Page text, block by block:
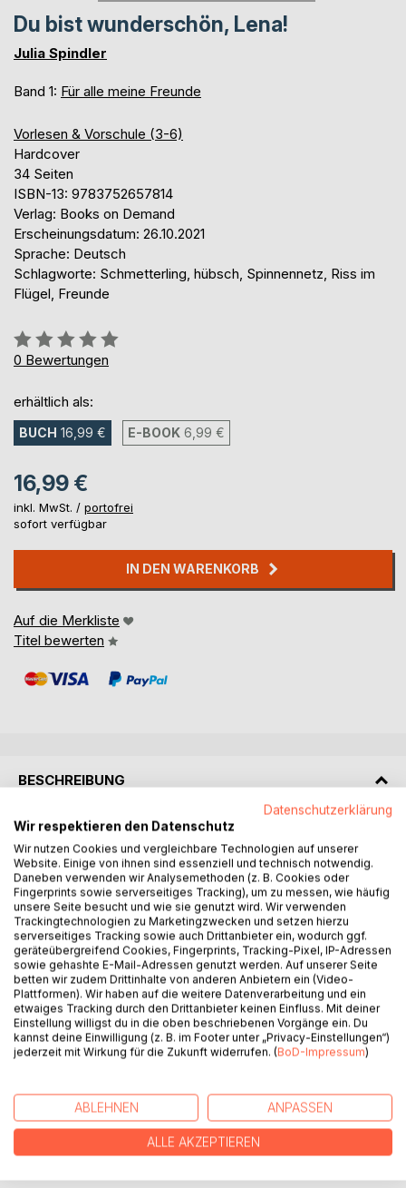
Du bist wunderschön, Lena!
Julia Spindler
Band 1: Für alle meine Freunde
Vorlesen & Vorschule (3-6)
Hardcover
34 Seiten
ISBN-13: 9783752657814
Verlag: Books on Demand
Erscheinungsdatum: 26.10.2021
Sprache: Deutsch
Schlagworte: Schmetterling, hübsch, Spinnennetz, Riss im
Flügel, Freunde
Bewertung::
0%
0 Bewertungen
erhältlich als:
BUCH 16,99 € E-BOOK 6,99 €
16,99 €
inkl. MwSt. / portofrei
sofort verfügbar
IN DEN WARENKORB
Auf die Merkliste
Titel bewerten
BESCHREIBUNG
Lena ist ein kleiner Schmetterling mit schönen rosa Flügeln.
Doch einer ihrer Flügel hat einen Riss und deshalb denkt
Lena, dass sie kein hübscher Schmetterling ist und die
anderen sie heimlich auslachen.
Lenas Freunde finden sie alle wunderhübsch, aber es
dauert eine Weile, bis sie ihr zeigen können, wie schön sie
ist.
Bilder- und Vorlesebuch für Kinder von 2-6 Jahren
AUTOR/IN
REZENSIONEN
Datenschutzerklärung
Wir respektieren den Datenschutz
Wir nutzen Cookies und vergleichbare Technologien auf unserer
Website. Einige von ihnen sind essenziell und technisch notwendig.
Daneben verwenden wir Analysemethoden (z. B. Cookies oder
Fingerprints sowie serverseitiges Tracking), um zu messen, wie häufig
unsere Seite besucht und wie sie genutzt wird. Wir verwenden
Trackingtechnologien zu Marketingzwecken und setzen hierzu
serverseitiges Tracking sowie auch Drittanbieter ein, wodurch ggf.
geräteübergreifend Cookies, Fingerprints, Tracking-Pixel, IP-Adressen
sowie gehashte E-Mail-Adressen genutzt werden. Auf unserer Seite
betten wir zudem Drittinhalte von anderen Anbietern ein (Video-
Plattformen). Wir haben auf die weitere Datenverarbeitung und ein
etwaiges Tracking durch den Drittanbieter keinen Einfluss. Mit deiner
Einstellung willigst du in die oben beschriebenen Vorgänge ein. Du
kannst deine Einwilligung (z. B. im Footer unter „Privacy-Einstellungen“)
jederzeit mit Wirkung für die Zukunft widerrufen. (BoD-Impressum)
ABLEHNEN ANPASSEN
ALLE AKZEPTIEREN